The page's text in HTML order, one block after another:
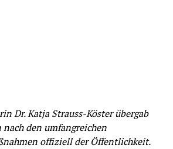
Dr. Katja Strauss-Köster übergab
den umfangreichen
offiziell der Öffentlichkeit.